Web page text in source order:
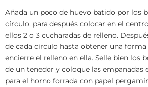
Añada un poco de huevo batido por los
círculo, para después colocar en el
ellos 2 o 3 cucharadas de relleno.
de cada círculo hasta obtener una
encierre el relleno en ella. Selle bien los
de un tenedor y coloque las empanadas
para el horno forrada con papel